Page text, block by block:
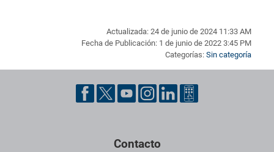
Actualizada: 24 de junio de 2024 11:33 AM
Fecha de Publicación: 1 de junio de 2022 3:45 PM
Categorías: Sin categoría
Pie de página con información de contacto, redes sociales y
Contacto